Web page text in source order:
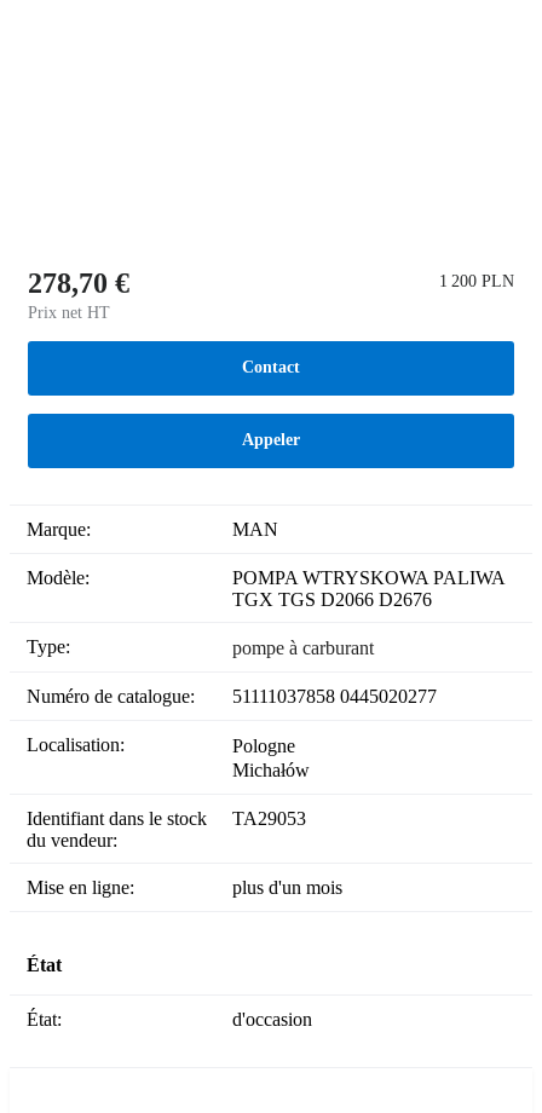
278,70 €
Prix net HT
1 200 PLN
Contact
Appeler
Marque: MAN
Modèle:
POMPA WTRYSKOWA PALIWA
TGX TGS D2066 D2676
Type: pompe à carburant
Numéro de catalogue: 51111037858 0445020277
Localisation:
Pologne
Michałów
Identifiant dans le stock
du vendeur:
TA29053
Mise en ligne: plus d'un mois
État
État: d'occasion